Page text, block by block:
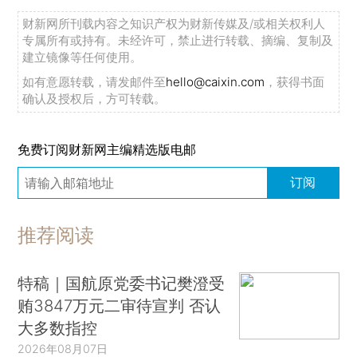
财新网所刊载内容之知识产权为财新传媒及/或相关权利人
专属所有或持有。未经许可，禁止进行转载、摘编、复制及
建立镜像等任何使用。
如有意愿转载，请发邮件至hello@caixin.com ，获得书面
确认及授权后，方可转载。
免费订阅财新网主编精选版电邮
订阅
推荐阅读
特稿｜国航原党委书记樊澄受
贿3847万元二审待宣判 否认
大多数指控
2026年08月07日